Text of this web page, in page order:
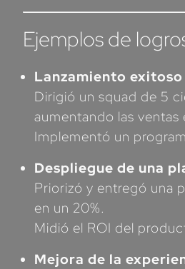
Ejemplos de
Lanzamiento
Dirigió un squad de 5
aumentando las ventas
Implementó un
Despliegue de una
Priorizó y entregó una
en un 20%.
Midió el ROI del
Mejora de la